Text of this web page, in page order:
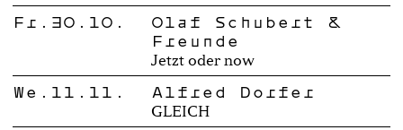
Fr.30.10.
Olaf Schubert &
Freunde
Jetzt oder now
We.11.11. Alfred Dorfer
GLEICH